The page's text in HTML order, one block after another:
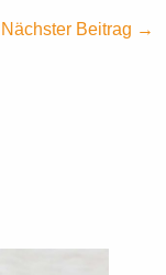
Nächster Beitrag →